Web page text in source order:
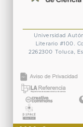
Universidad
Literario #100.
2262300 Toluca,